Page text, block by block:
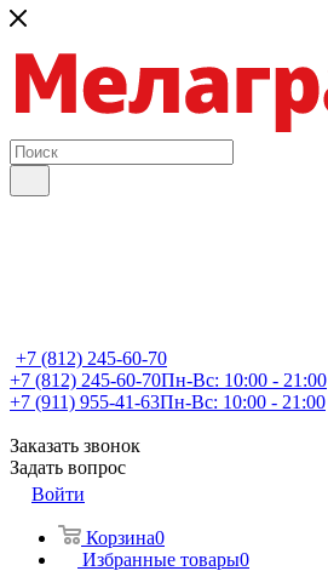
+7 (812) 245-60-70
+7 (812) 245-60-70Пн-Вс: 10:00 - 21:00
+7 (911) 955-41-63Пн-Вс: 10:00 - 21:00
Заказать звонок
Задать вопрос
Войти
Корзина0
Избранные товары0